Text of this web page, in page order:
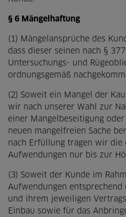
§ 6 Mängelhaftung
(1) Mängelansprüche des
dass dieser seinen nach §
Untersuchungs- und
ordnungsgemäß
(2) Soweit ein Mangel der
wir nach unserer Wahl zur
einer Mangelbeseitigung
neuen mangelfreien Sache
nach Erfüllung tragen wir die
Aufwendungen nur bis zur
(3) Soweit der Kunde im
Aufwendungen entsprechend
und ihrem jeweiligen
Einbau sowie für das